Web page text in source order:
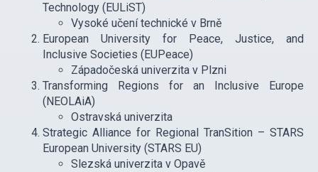
Technology (EULiST)
Vysoké učení technické v Brně
European University for Peace, Justice, and
Inclusive Societies (EUPeace)
Západočeská univerzita v Plzni
Transforming Regions for an Inclusive Europe
(NEOLAiA)
Ostravská univerzita
Strategic Alliance for Regional TranSition – STARS
European University (STARS EU)
Slezská univerzita v Opavě